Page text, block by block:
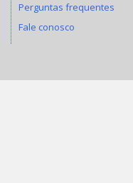
Perguntas frequentes
Fale conosco